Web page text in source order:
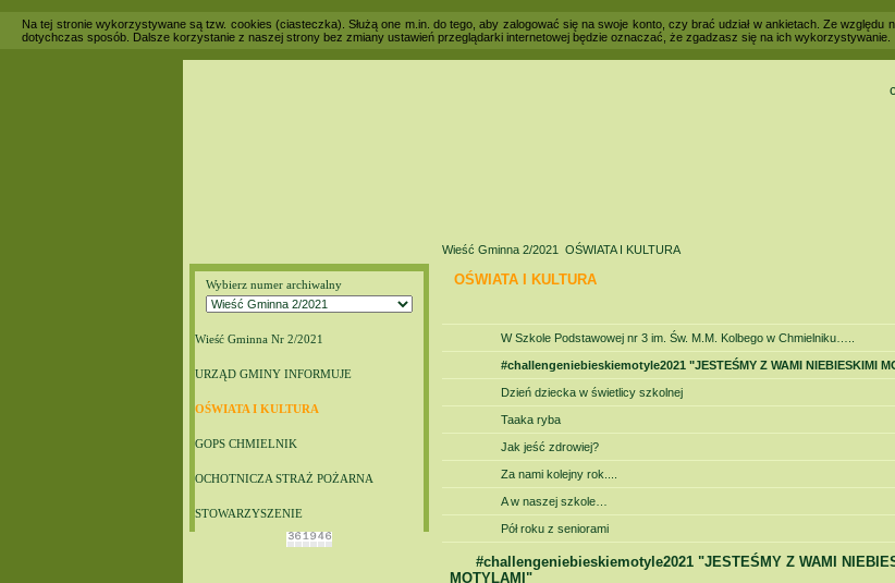
Na tej stronie wykorzystywane są tzw. cookies (ciasteczka). Służą one m.in. do tego, aby zalogować się na swoje konto, czy brać udział w ankietach. Ze
dotychczas sposób. Dalsze korzystanie z naszej strony bez zmiany ustawień przeglądarki internetowej będzie oznaczać, że zgadzasz się na ich wykorzystywanie.
Wybierz numer archiwalny
Wieść Gminna Nr 2/2021
URZĄD GMINY INFORMUJE
OŚWIATA I KULTURA
GOPS CHMIELNIK
OCHOTNICZA STRAŻ POŻARNA
STOWARZYSZENIE
Wieść Gminna 2/2021 OŚWIATA I KULTURA
OŚWIATA I KULTURA
W Szkole Podstawowej nr 3 im. Św. M.M. Kolbego w Chmielniku…..
#challengeniebieskiemotyle2021 "JESTEŚMY Z WAMI NIEBIESKIMI
Dzień dziecka w świetlicy szkolnej
Taaka ryba
Jak jeść zdrowiej?
Za nami kolejny rok....
A w naszej szkole…
Pół roku z seniorami
#challengeniebieskiemotyle2021 "JESTEŚMY Z WAMI
MOTYLAMI"